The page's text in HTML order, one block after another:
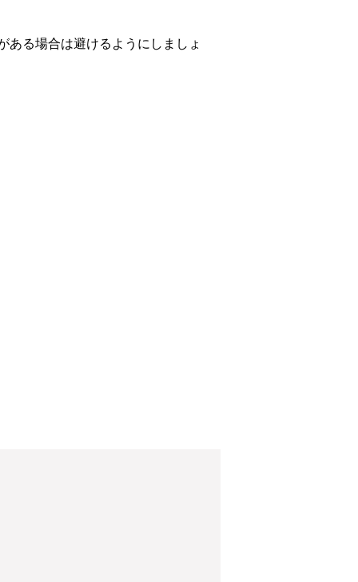
ある場合は避けるようにしましょ